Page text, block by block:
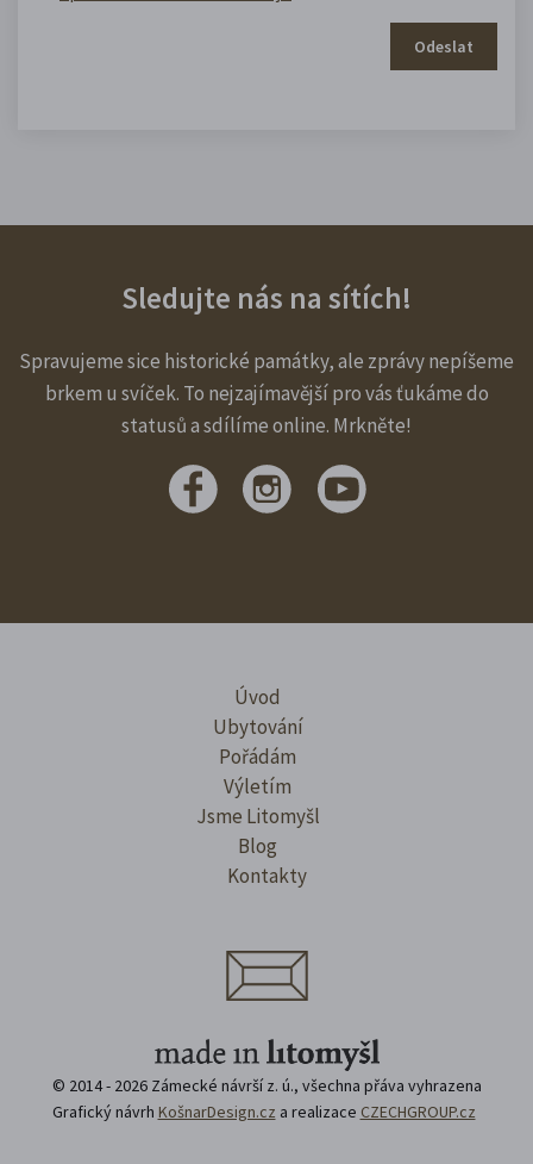
Odeslat
Sledujte nás na sítích!
Spravujeme sice historické památky, ale zprávy nepíšeme
brkem u svíček. To nejzajímavější pro vás ťukáme do
statusů a sdílíme online. Mrkněte!
Úvod
Ubytování
Pořádám
Výletím
Jsme Litomyšl
Blog
Kontakty
© 2014 - 2026 Zámecké návrší z. ú., všechna přáva vyhrazena
Grafický návrh KošnarDesign.cz a realizace CZECHGROUP.cz